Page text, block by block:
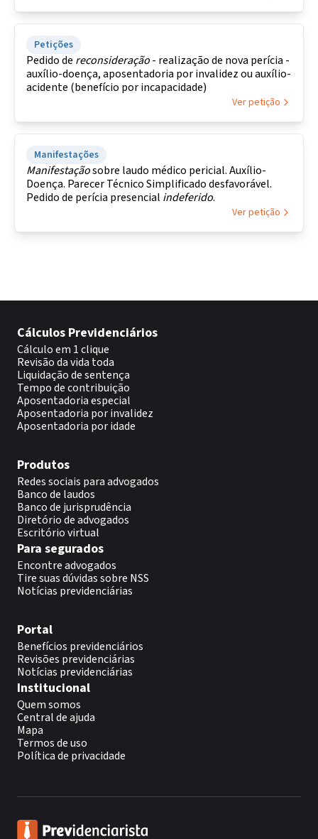
Petições
Pedido de reconsideração- realização de nova perícia -
auxílio-doença, aposentadoria por invalidez ou auxílio-
acidente (benefício por incapacidade)
Ver petição
Manifestações
Manifestaçãosobre laudo médico pericial. Auxílio-
Doença. Parecer Técnico Simplificado desfavorável.
Pedido de perícia presencial indeferido.
Ver petição
Cálculos Previdenciários
Cálculo em 1 clique
Revisão da vida toda
Liquidação de sentença
Tempo de contribuição
Aposentadoria especial
Aposentadoria por invalidez
Aposentadoria por idade
Produtos
Redes sociais para advogados
Banco de laudos
Banco de jurisprudência
Diretório de advogados
Escritório virtual
Para segurados
Encontre advogados
Tire suas dúvidas sobre NSS
Notícias previdenciárias
Portal
Benefícios previdenciários
Revisões previdenciárias
Notícias previdenciárias
Institucional
Quem somos
Central de ajuda
Mapa
Termos de uso
Política de privacidade